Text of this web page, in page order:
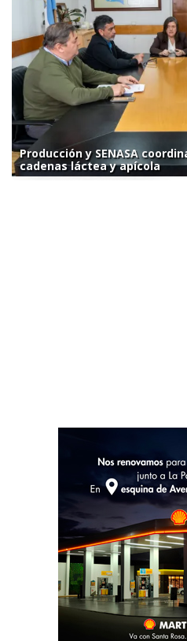
Producción y SENASA
cadenas láctea y apícola